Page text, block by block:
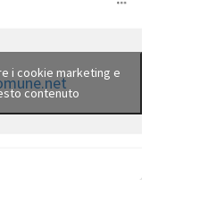
i cookie marketing e
contenuto